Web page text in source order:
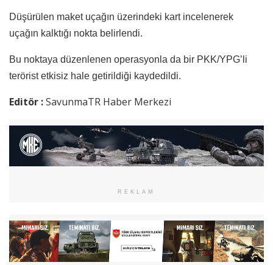
Düşürülen maket uçağın üzerindeki kart incelenerek
uçağın kalktığı nokta belirlendi.
Bu noktaya düzenlenen operasyonla da bir PKK/YPG’li
terörist etkisiz hale getirildiği kaydedildi.
Editör :SavunmaTR Haber Merkezi
REKLAM